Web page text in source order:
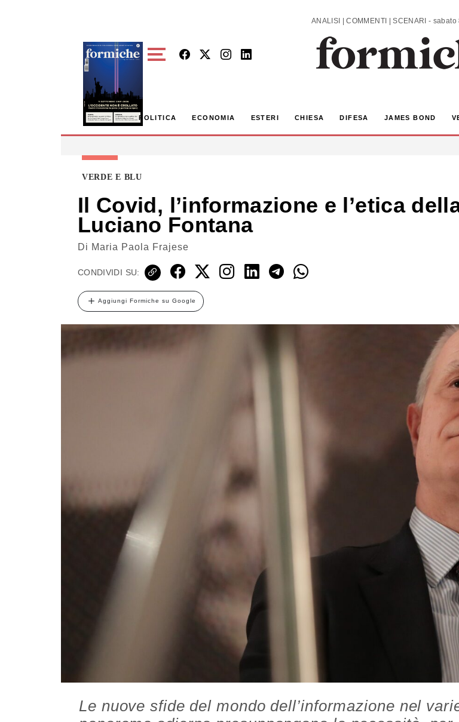
ANALISI |
POLITICA ECONOMIA ESTERI CHIESA DIFESA JAMES BOND
VERDE E BLU
Il Covid, l’informazione e l’etica
Luciano Fontana
Di Maria Paola Frajese
CONDIVIDI SU:
Aggiungi Formiche su Google
Le nuove sfide del mondo dell’informazione nel